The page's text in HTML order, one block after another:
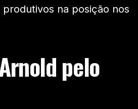
na posição nos
pelo